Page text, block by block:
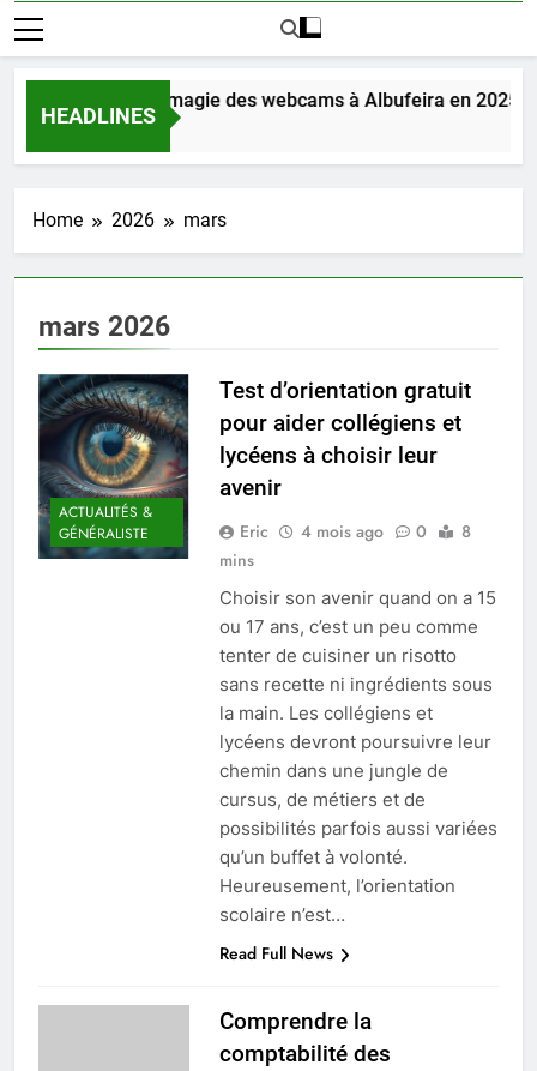
HEADLINES
Découvrez la magie des webcams à Albufeira en 2025
2 Jours Ago
Home 2026 mars
mars 2026
ACTUALITÉS &
GÉNÉRALISTE
Test d’orientation gratuit
pour aider collégiens et
lycéens à choisir leur
avenir
Eric 4 mois ago 0
8
mins
Choisir son avenir quand on a 15
ou 17 ans, c’est un peu comme
tenter de cuisiner un risotto
sans recette ni ingrédients sous
la main. Les collégiens et
lycéens devront poursuivre leur
chemin dans une jungle de
cursus, de métiers et de
possibilités parfois aussi variées
qu’un buffet à volonté.
Heureusement, l’orientation
scolaire n’est…
Read Full News
Comprendre la
comptabilité des